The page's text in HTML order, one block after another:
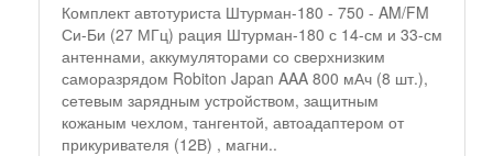
Комплект автотуриста Штурман-180 - 750 - AM/FM
Си-Би (27 МГц) рация Штурман-180 с 14-см и 33-см
антеннами, аккумуляторами со сверхнизким
саморазрядом Robiton Japan AAA 800 мАч (8 шт.),
сетевым зарядным устройством, защитным
кожаным чехлом, тангентой, автоадаптером от
прикуривателя (12В) , магни..